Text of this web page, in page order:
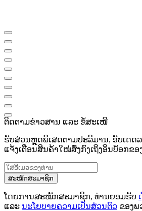
ຕິດຕາມຂ່າວສານ ແລະ ຂໍ້ສະເໜີ
ຮັບສ່ວນຫຼຸດພິເສດຕາມປະລິມານ, ອັບເດດ
ແຈ້ງເຕືອນສິນຄ້າໃໝ່ສົ່ງກົງເຖິງອິນບັອກຂອ
ສະໝັກສະມາຊິກ
ໂດຍການສະໝັກສະມາຊິກ, ທ່ານຍອມຮັບ
ແລະ ນະໂຍບາຍຄວາມເປັນສ່ວນຕົວ ຂອງພ